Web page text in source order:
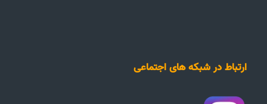
ارتباط در شبکه های اجتماعی